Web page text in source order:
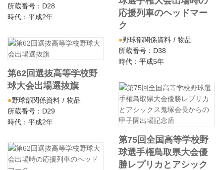
所蔵番号：D28
時代：平成2年
第62回選抜高等学校野
球大会出場選抜旗
野球部関係資料
物品
所蔵番号：D29
時代：平成2年
応援列車のヘッドマー
ク
野球部関係資料
物品
所蔵番号：D38
時代：平成5年
第75回全国高等学校野
球選手権鳥取県大会優
勝レプリカとアシック